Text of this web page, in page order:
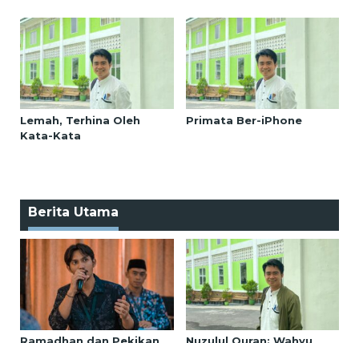
Lemah, Terhina Oleh
Kata-Kata
Primata Ber-iPhone
Berita Utama
Ramadhan dan Pekikan
Nuzulul Quran: Wahyu